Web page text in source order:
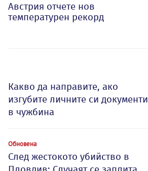
Австрия отчете нов
температурен рекорд
Какво да направите, ако
изгубите личните си документи
в чужбина
Обновена
След жестокото убийство в